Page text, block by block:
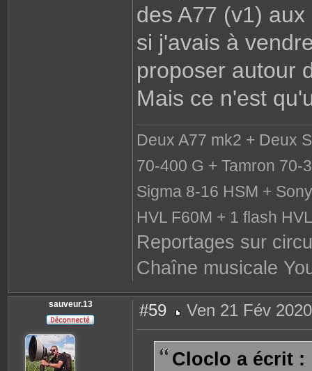
des A77 (v1)
si j'avais à
proposer autour
Mais ce n'est
Deux A77 mk2 + Deux
70-400 G + Tamron 70-
Sigma 8-16 HSM +
HVL F60M + 1 flash
Reportages sur
Chaîne musicale
sauveur.13 #59
e
a
g
Ven 21 Fév
Cloclo a écrit :